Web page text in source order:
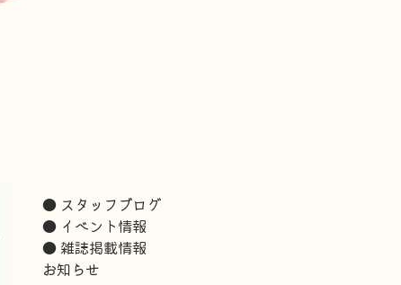
● スタッフブログ
● イベント情報
● 雑誌掲載情報
お知らせ